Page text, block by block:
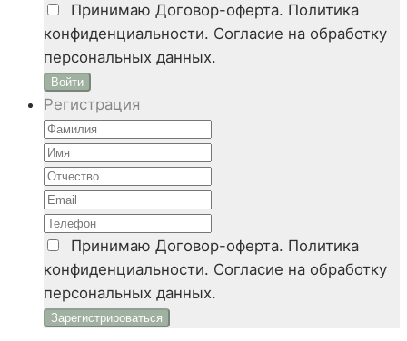
Принимаю Договор-оферта. Политика
конфиденциальности. Согласие на обработку
персональных данных.
Войти
Регистрация
Принимаю Договор-оферта. Политика
конфиденциальности. Согласие на обработку
персональных данных.